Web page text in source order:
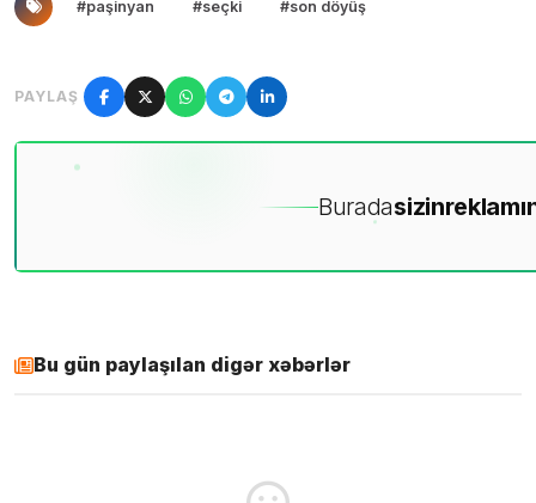
#paşinyan #seçki #son döyüş
PAYLAŞ
Buradasizin
Bu gün paylaşılan digər xəbərlər